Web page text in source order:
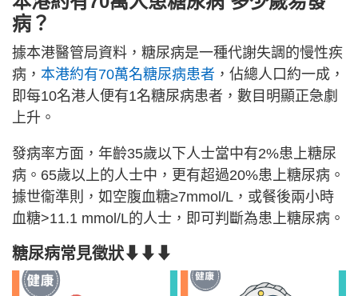
病？
據本港醫管局資料，糖尿病是一種代謝失調的慢性疾
病， 本港約有70萬名糖尿病患者 ，佔總人口約一成，
即每10名港人便有1名糖尿病患者，數目明顯正急劇
上升。
發病率方面，年齡35歲以下人士當中有2%患上糖尿
病。65歲以上的人士中，更有超過20%患上糖尿病。
據世衞準則，如空腹血糖≥7mmol/L，或餐後兩小時
血糖>11.1 mmol/L的人士，即可判斷為患上糖尿病。
糖尿病常見徵狀⬇⬇⬇